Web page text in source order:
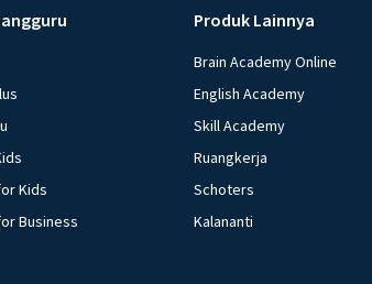
Kids
Business
Produk Lainnya
Brain Academy Online
English Academy
Skill Academy
Ruangkerja
Schoters
Kalananti